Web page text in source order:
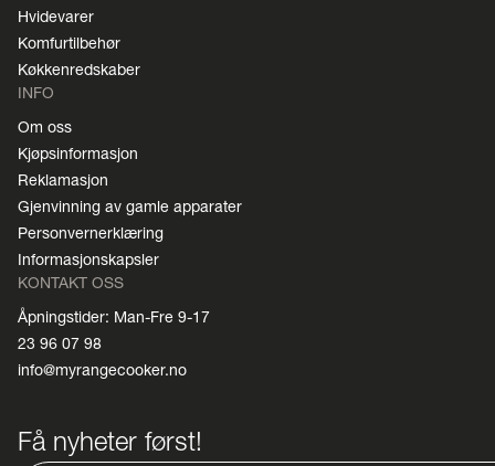
Hvidevarer
Komfurtilbehør
Køkkenredskaber
INFO
Om oss
Kjøpsinformasjon
Reklamasjon
Gjenvinning av gamle apparater
Personvernerklæring
Informasjonskapsler
KONTAKT OSS
Åpningstider: Man-Fre 9-17
23 96 07 98
info@myrangecooker.no
Få nyheter først!